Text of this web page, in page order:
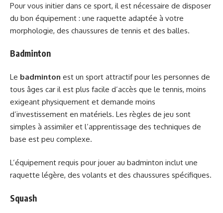
Pour vous initier dans ce sport, il est nécessaire de disposer
du bon équipement : une raquette adaptée à votre
morphologie, des chaussures de tennis et des balles.
Badminton
Le badminton est un sport attractif pour les personnes de
tous âges car il est plus facile d’accès que le tennis, moins
exigeant physiquement et demande moins
d’investissement en matériels. Les règles de jeu sont
simples à assimiler et l’apprentissage des techniques de
base est peu complexe.
L’équipement requis pour jouer au badminton inclut une
raquette légère, des volants et des chaussures spécifiques.
Squash